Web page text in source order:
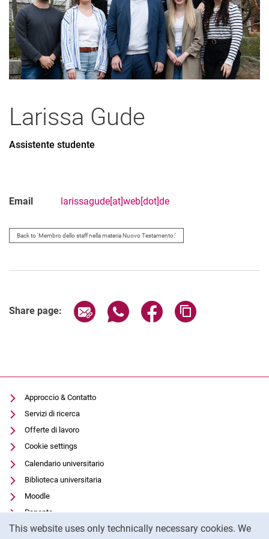
This website uses only technically necessary cookies. We
Larissa Gude
Assistente studente
Email larissagude[at]web[dot]de
Back to 'Membro dello staff nella materia Nuovo Testamento:'
Share page: Share page via email
Share page via WhatsApp
Share page via
Approccio & Contatto
Servizi di ricerca
Offerte di lavoro
Cookie settings
Calendario universitario
Biblioteca universitaria
Moodle
Panopto
Protezione dei dati